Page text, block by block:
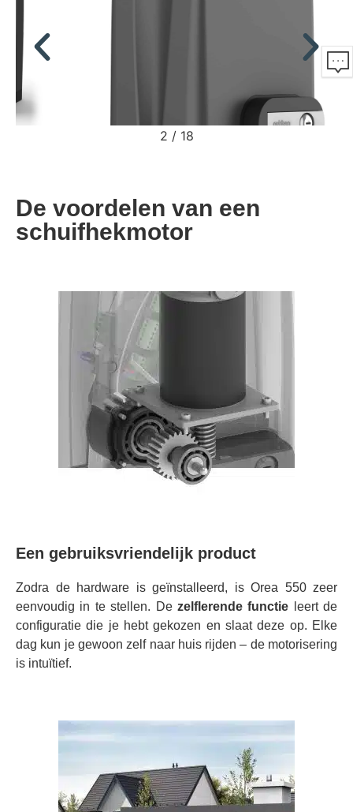
2 / 18
De voordelen van een
schuifhekmotor
Een gebruiksvriendelijk product
Zodra de hardware is geïnstalleerd, is Orea 550 zeer
eenvoudig in te stellen. De zelflerende functie leert de
configuratie die je hebt gekozen en slaat deze op. Elke
dag kun je gewoon zelf naar huis rijden – de motorisering
is intuïtief.